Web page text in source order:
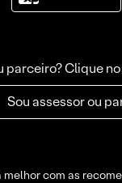
parceiro? Clique
Sou assessor ou
melhor com as